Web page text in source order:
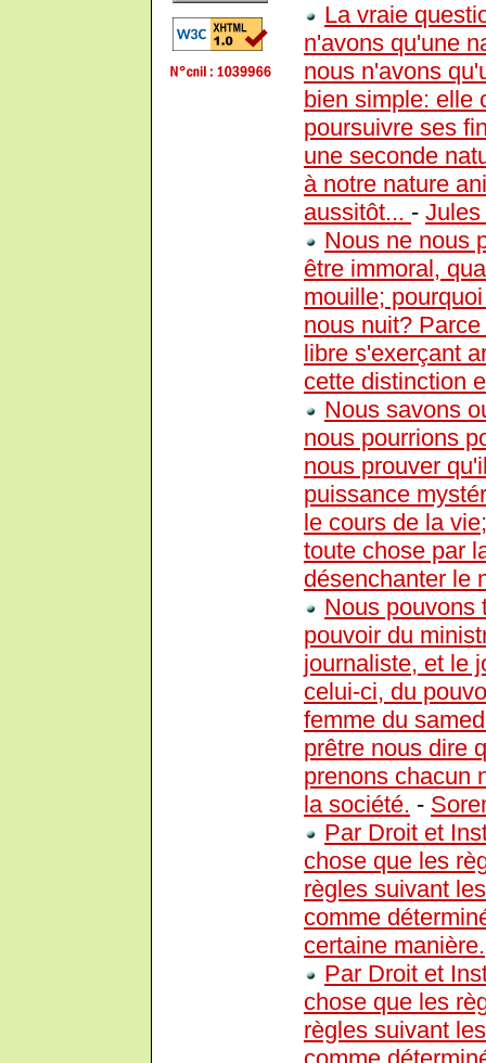
La vraie
n'avons qu'une
nous n'avons
bien simple: elle
poursuivre ses
une seconde
à notre nature
aussitôt... -
Nous ne nous
être immoral,
mouille;
nous nuit?
libre s'exerçant
cette distinction
Nous savons
nous pourrions
nous prouver
puissance
le cours de la
toute chose par
désenchanter le
Nous pouvons
pouvoir du
journaliste, et le
celui-ci, du
femme du
prêtre nous dire
prenons chacun
la société. -
Par Droit et
chose que les
règles suivant
comme
certaine manière.
Par Droit et
chose que les
règles suivant